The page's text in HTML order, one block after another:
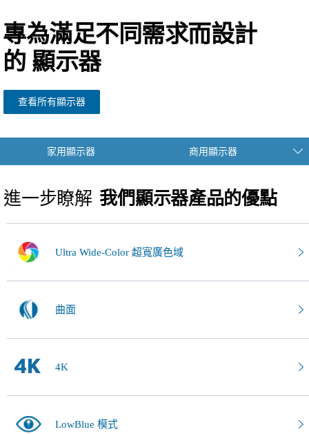
專為滿足不同需求而設計
的 顯示器
查看所有顯示器
家用顯示器 商用顯示器
進一步瞭解 我們顯示器產品的優點
Ultra Wide-Color 超寬廣色域
曲面
4K
LowBlue 模式